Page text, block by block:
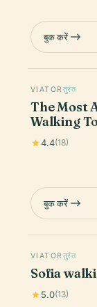
बुक करें
VIATOR तुरंत
The Most
Walking
4.4(18)
बुक करें
VIATOR तुरंत
Sofia
5.0(13)